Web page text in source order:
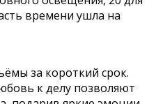
времени ушла на
за короткий срок.
к делу позволяют